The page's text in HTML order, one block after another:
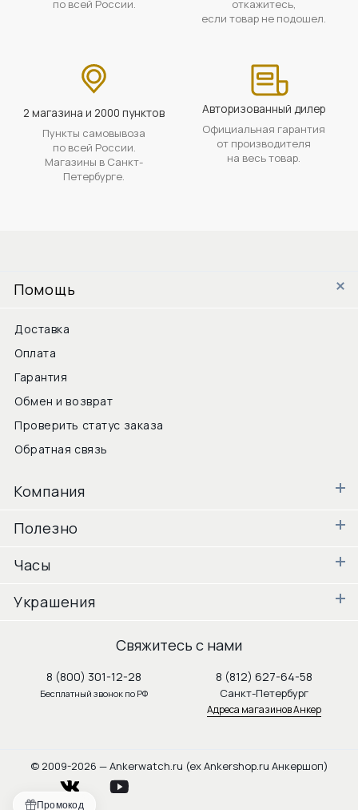
Промокод
по всей России.
откажитесь,
если товар не подошел.
2 магазина и 2000 пунктов
Пункты самовывоза
по всей России.
Магазины в Санкт-
Петербурге.
Авторизованный дилер
Официальная гарантия
от производителя
на весь товар.
Помощь
Доставка
Оплата
Гарантия
Обмен и возврат
Проверить статус заказа
Обратная связь
Компания
Полезно
Часы
Украшения
Свяжитесь с нами
8 (800) 301-12-28
Бесплатный звонок по РФ
8 (812) 627-64-58
Санкт-Петербург
Адреса магазинов Анкер
© 2009-2026 — Ankerwatch.ru (ex Ankershop.ru Анкершоп)
vkontakte youtube